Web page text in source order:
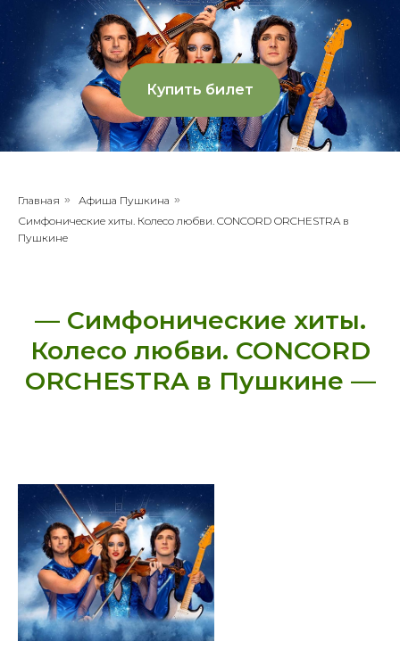
Купить билет
Главная » Афиша Пушкина »
Симфонические хиты. Колесо любви. CONCORD ORCHESTRA в
Пушкине
— Симфонические хиты.
Колесо любви. CONCORD
ORCHESTRA в Пушкине —